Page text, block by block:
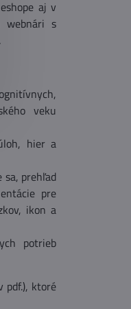
aj v
webnári s
veku
hier a
sa, prehľad
pre
ikon a
potrieb
pdf.), ktoré